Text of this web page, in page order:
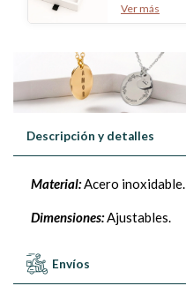
Ver más
Descripción y detalles
Material:Acero inoxidable.
Dimensiones:Ajustables.
Envíos